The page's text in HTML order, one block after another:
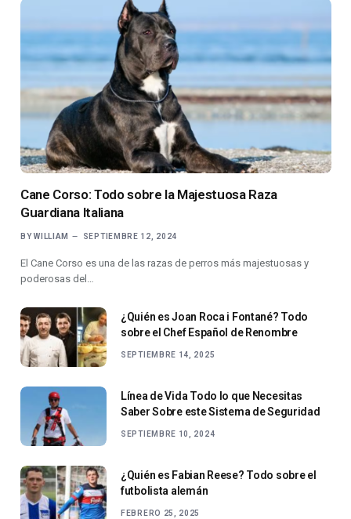
Cane Corso: Todo sobre la Majestuosa Raza
Guardiana Italiana
BY WILLIAM SEPTIEMBRE 12, 2024
El Cane Corso es una de las razas de perros más majestuosas y
poderosas del…
¿Quién es Joan Roca i Fontané? Todo
sobre el Chef Español de Renombre
SEPTIEMBRE 14, 2025
Línea de Vida Todo lo que Necesitas
Saber Sobre este Sistema de Seguridad
SEPTIEMBRE 10, 2024
¿Quién es Fabian Reese? Todo sobre el
futbolista alemán
FEBRERO 25, 2025